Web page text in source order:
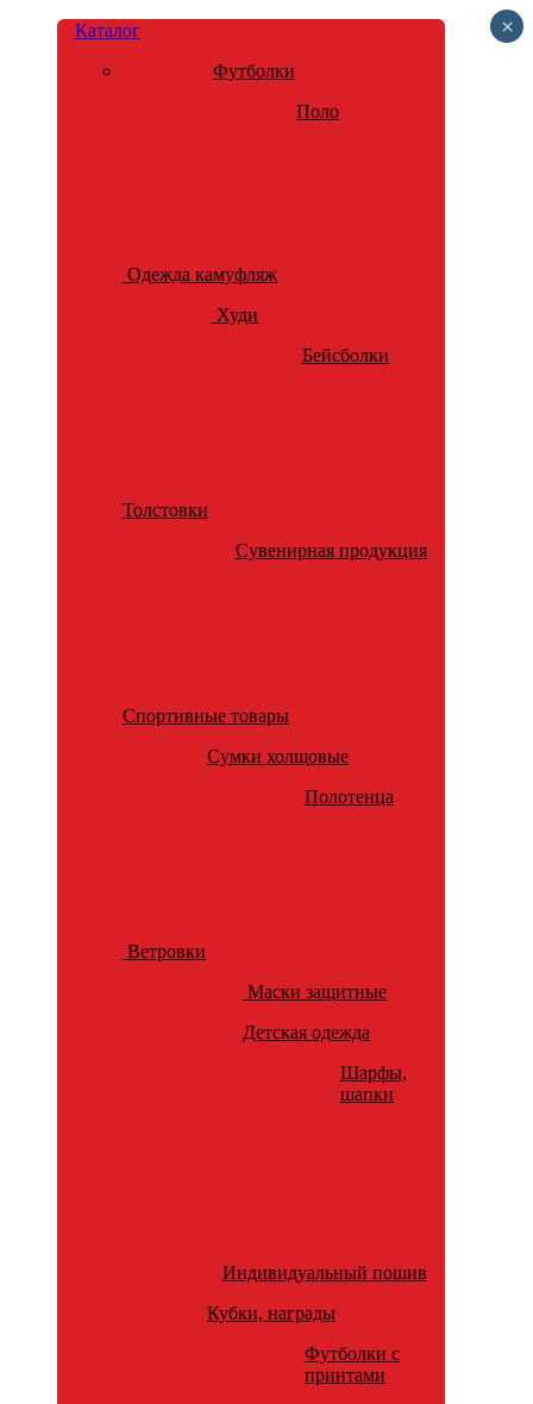
Каталог
Футболки
Поло
Одежда камуфляж
Худи
Бейсболки
Толстовки
Сувенирная продукция
Спортивные товары
Сумки холщовые
Полотенца
Ветровки
Маски защитные
Детская одежда
Шарфы,
шапки
Индивидуальный пошив
Кубки, награды
Футболки с
принтами
×